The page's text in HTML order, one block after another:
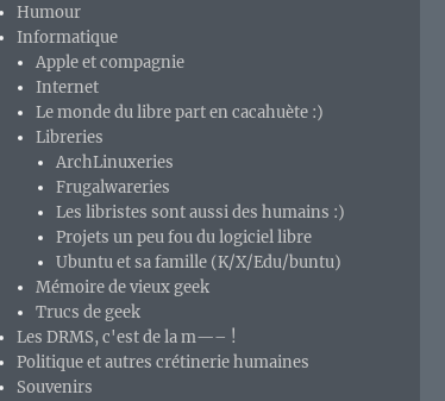
Humour
Informatique
Apple et compagnie
Internet
Le monde du libre part en cacahuète :)
Libreries
ArchLinuxeries
Frugalwareries
Les libristes sont aussi des humains :)
Projets un peu fou du logiciel libre
Ubuntu et sa famille (K/X/Edu/buntu)
Mémoire de vieux geek
Trucs de geek
Les DRMS, c'est de la m—– !
Politique et autres crétinerie humaines
Souvenirs